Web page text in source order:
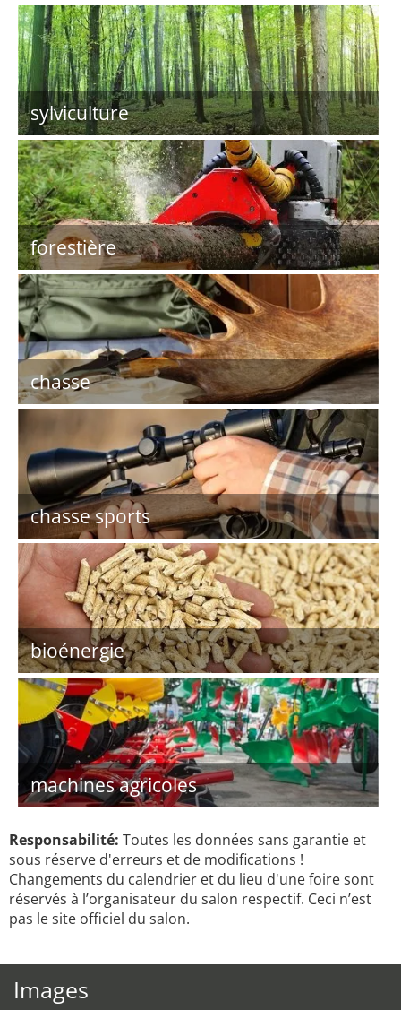
sylviculture
forestière
chasse
chasse sports
bioénergie
machines agricoles
Responsabilité: Toutes les données sans garantie et
sous réserve d'erreurs et de modifications !
Changements du calendrier et du lieu d'une foire sont
réservés à l’organisateur du salon respectif. Ceci n’est
pas le site officiel du salon.
Images